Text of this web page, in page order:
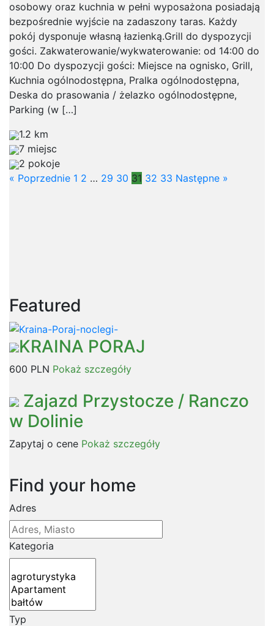
osobowy oraz kuchnia w pełni wyposażona posiadają
bezpośrednie wyjście na zadaszony taras. Każdy
pokój dysponuje własną łazienką.Grill do dyspozycji
gości. Zakwaterowanie/wykwaterowanie: od 14:00 do
10:00 Do dyspozycji gości: Miejsce na ognisko, Grill,
Kuchnia ogólnodostępna, Pralka ogólnodostępna,
Deska do prasowania / żelazko ogólnodostępne,
Parking (w […]
1.2 km
7 miejsc
2 pokoje
« Poprzednie 1 2 … 29 30 31 32 33 Następne »
Featured
KRAINA PORAJ
600 PLN Pokaż szczegóły
Zajazd Przystocze / Ranczo
w Dolinie
Zapytaj o cene Pokaż szczegóły
Find your home
Adres
Kategoria
Typ